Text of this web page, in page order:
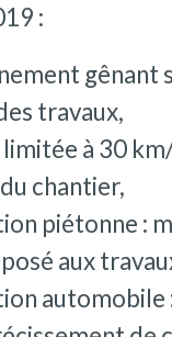
:
gênant
travaux,
à 30
chantier,
piétonne :
aux
automobile